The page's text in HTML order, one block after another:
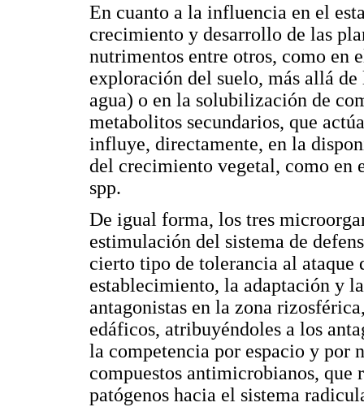
En cuanto a la influencia en el
crecimiento y desarrollo de las
nutrimentos entre otros, como en
exploración del suelo, más allá
agua) o en la solubilización de
metabolitos secundarios, que
influye, directamente, en la
del crecimiento vegetal, como en
spp.
De igual forma, los tres
estimulación del sistema de
cierto tipo de tolerancia al ataque
establecimiento, la adaptación y
antagonistas en la zona
edáficos, atribuyéndoles a los
la competencia por espacio y por
compuestos antimicrobianos, que
patógenos hacia el sistema